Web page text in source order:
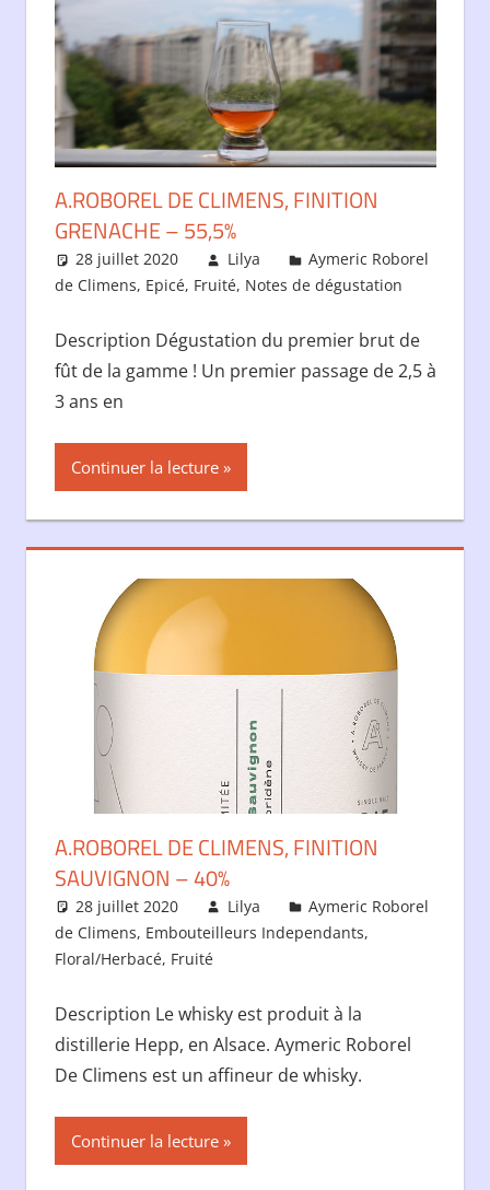
A.ROBOREL DE CLIMENS, FINITION
GRENACHE – 55,5%
28 juillet 2020 Lilya
Aymeric Roborel
de Climens, Epicé, Fruité, Notes de dégustation
Description Dégustation du premier brut de
fût de la gamme ! Un premier passage de 2,5 à
3 ans en
Continuer la lecture
A.ROBOREL DE CLIMENS, FINITION
SAUVIGNON – 40%
28 juillet 2020 Lilya
Aymeric Roborel
de Climens, Embouteilleurs Independants,
Floral/Herbacé, Fruité
Description Le whisky est produit à la
distillerie Hepp, en Alsace. Aymeric Roborel
De Climens est un affineur de whisky.
Continuer la lecture